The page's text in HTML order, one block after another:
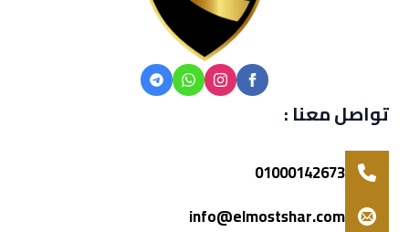
تواصل معنا :
01000142673
info@elmostshar.com